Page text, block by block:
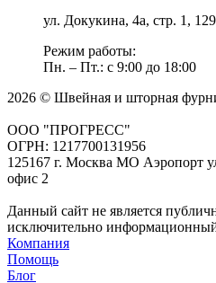
ул. Докукина, 4а, стр. 1,
Режим работы:
Пн. – Пт.: с 9:00 до 18:00
2026 © Швейная и шторная
ООО "ПРОГРЕСС"
ОГРН: 1217700131956
125167 г. Москва МО Аэропорт
офис 2
Данный сайт не является
исключительно
Компания
Помощь
Блог